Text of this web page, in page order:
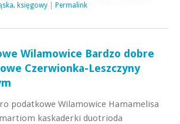
, księgowy Permalink
Wilamowice Bardzo dobre
Czerwionka-Leszczyny
podatkowe Wilamowice Hamamelisa
kaskaderki duotrioda